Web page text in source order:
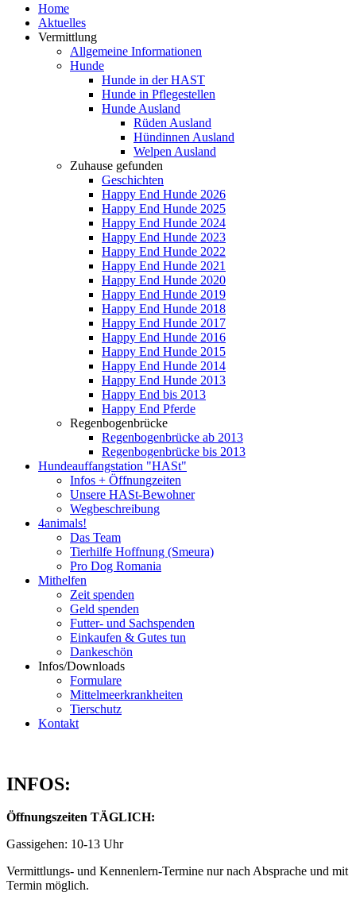
Home
Aktuelles
Vermittlung
Allgemeine Informationen
Hunde
Hunde in der HAST
Hunde in Pflegestellen
Hunde Ausland
Rüden Ausland
Hündinnen Ausland
Welpen Ausland
Zuhause gefunden
Geschichten
Happy End Hunde 2026
Happy End Hunde 2025
Happy End Hunde 2024
Happy End Hunde 2023
Happy End Hunde 2022
Happy End Hunde 2021
Happy End Hunde 2020
Happy End Hunde 2019
Happy End Hunde 2018
Happy End Hunde 2017
Happy End Hunde 2016
Happy End Hunde 2015
Happy End Hunde 2014
Happy End Hunde 2013
Happy End bis 2013
Happy End Pferde
Regenbogenbrücke
Regenbogenbrücke ab 2013
Regenbogenbrücke bis 2013
Hundeauffangstation "HASt"
Infos + Öffnungzeiten
Unsere HASt-Bewohner
Wegbeschreibung
4animals!
Das Team
Tierhilfe Hoffnung (Smeura)
Pro Dog Romania
Mithelfen
Zeit spenden
Geld spenden
Futter- und Sachspenden
Einkaufen & Gutes tun
Dankeschön
Infos/Downloads
Formulare
Mittelmeerkrankheiten
Tierschutz
Kontakt
INFOS:
Öffnungszeiten TÄGLICH:
Gassigehen: 10-13 Uhr
Vermittlungs- und Kennenlern-Termine nur nach Absprache und mit
Termin möglich.